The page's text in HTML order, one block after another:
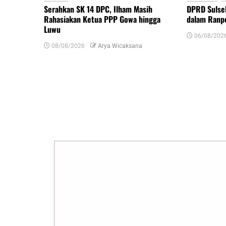
Serahkan SK 14 DPC, Ilham Masih
Rahasiakan Ketua PPP Gowa hingga
Luwu
08/08/2026 Arya Wicaksana
DPRD
dalam
06/08/